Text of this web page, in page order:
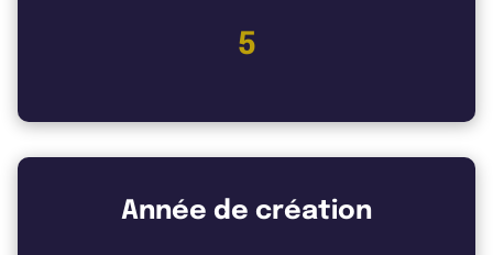
5
Année de création